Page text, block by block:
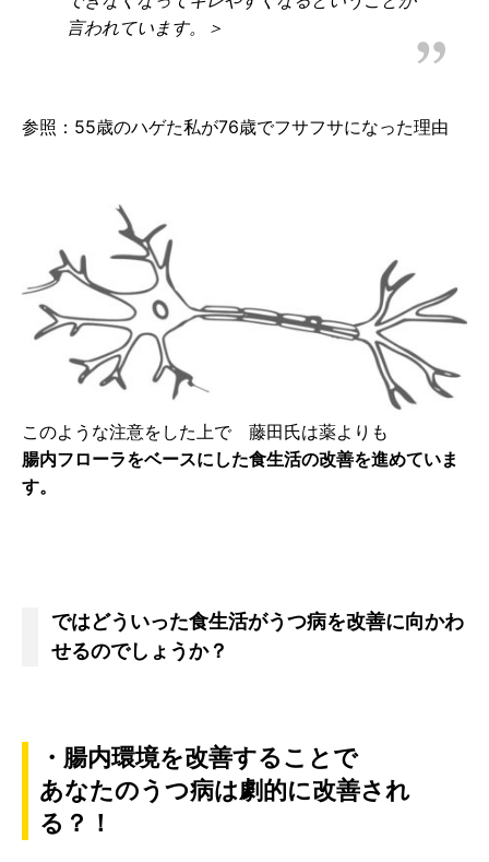
言われています。＞
参照：55歳のハゲた私が76歳でフサフサになった理由
このような注意をした上で 藤田氏は薬よりも
腸内フローラをベースにした食生活の改善を進めていま
す。
ではどういった食生活がうつ病を改善に向かわ
せるのでしょうか？
・腸内環境を改善することで
あなたのうつ病は劇的に改善され
る？！